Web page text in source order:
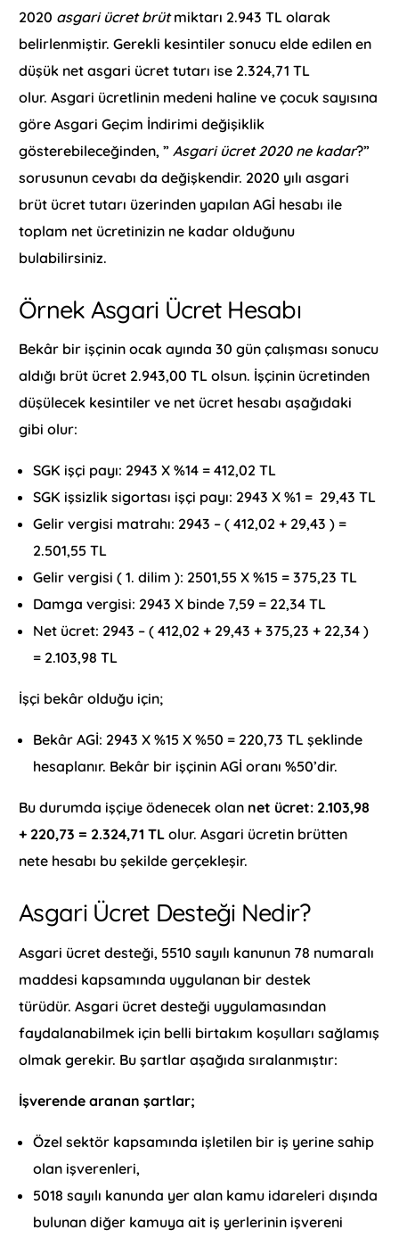
2020 asgari ücret brütmiktarı 2.943 TL olarak
belirlenmiştir. Gerekli kesintiler sonucu elde edilen en
düşük net asgari ücret tutarı ise 2.324,71 TL
olur. Asgari ücretlinin medeni haline ve çocuk sayısına
göre Asgari Geçim İndirimi değişiklik
gösterebileceğinden, ”Asgari ücret 2020 ne kadar?”
sorusunun cevabı da değişkendir. 2020 yılı asgari
brüt ücret tutarı üzerinden yapılan AGİ hesabı ile
toplam net ücretinizin ne kadar olduğunu
bulabilirsiniz.
Örnek Asgari Ücret Hesabı
Bekâr bir işçinin ocak ayında 30 gün çalışması sonucu
aldığı brüt ücret 2.943,00 TL olsun. İşçinin ücretinden
düşülecek kesintiler ve net ücret hesabı aşağıdaki
gibi olur:
SGK işçi payı: 2943 X %14 = 412,02 TL
SGK işsizlik sigortası işçi payı: 2943 X %1 = 29,43 TL
Gelir vergisi matrahı: 2943 – ( 412,02 + 29,43 ) =
2.501,55 TL
Gelir vergisi ( 1. dilim ): 2501,55 X %15 = 375,23 TL
Damga vergisi: 2943 X binde 7,59 = 22,34 TL
Net ücret: 2943 – ( 412,02 + 29,43 + 375,23 + 22,34 )
= 2.103,98 TL
İşçi bekâr olduğu için;
Bekâr AGİ: 2943 X %15 X %50 = 220,73 TL şeklinde
hesaplanır. Bekâr bir işçinin AGİ oranı %50’dir.
Bu durumda işçiye ödenecek olan net ücret: 2.103,98
+ 220,73 = 2.324,71 TL olur. Asgari ücretin brütten
nete hesabı bu şekilde gerçekleşir.
Asgari Ücret Desteği Nedir?
Asgari ücret desteği, 5510 sayılı kanunun 78 numaralı
maddesi kapsamında uygulanan bir destek
türüdür. Asgari ücret desteği uygulamasından
faydalanabilmek için belli birtakım koşulları sağlamış
olmak gerekir. Bu şartlar aşağıda sıralanmıştır:
İşverende aranan şartlar;
Özel sektör kapsamında işletilen bir iş yerine sahip
olan işverenleri,
5018 sayılı kanunda yer alan kamu idareleri dışında
bulunan diğer kamuya ait iş yerlerinin işvereni